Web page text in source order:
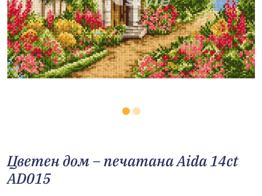
Цветен дом – печатана Aida 14ct
AD015